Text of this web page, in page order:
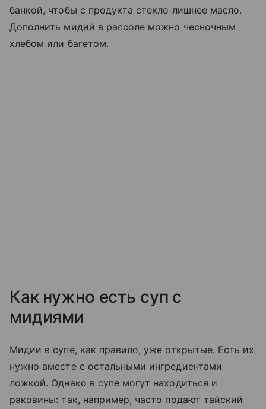
банкой, чтобы с продукта стекло лишнее масло.
Дополнить мидий в рассоле можно чесночным
хлебом или багетом.
Как нужно есть суп с
мидиями
Мидии в супе, как правило, уже открытые. Есть их
нужно вместе с остальными ингредиентами
ложкой. Однако в супе могут находиться и
раковины: так, например, часто подают тайский